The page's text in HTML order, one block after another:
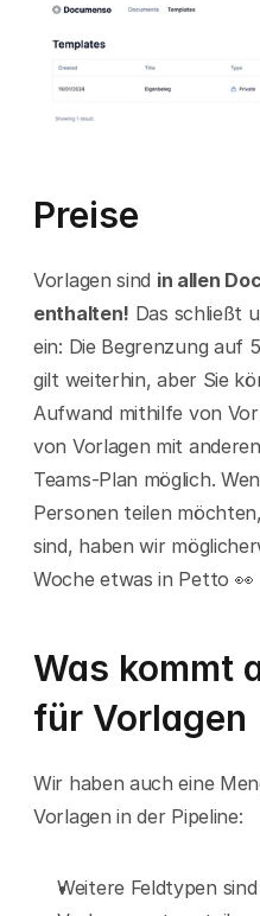
Preise
Vorlagen sind in allen
enthalten! Das schließt
ein: Die Begrenzung auf
gilt weiterhin, aber Sie
Aufwand mithilfe von
von Vorlagen mit
Teams-Plan möglich.
Personen teilen
sind, haben wir
Woche etwas in Petto 👀
Was kommt
für Vorlagen
Wir haben auch eine
Vorlagen in der Pipeline:
Weitere Feldtypen